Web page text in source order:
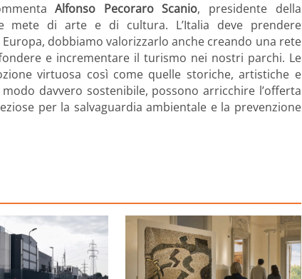
Alfonso Pecoraro Scanio, presidente della
mete di arte e di cultura. L’Italia deve prendere
dobbiamo valorizzarlo anche creando una rete
e incrementare il turismo nei nostri parchi. Le
virtuosa così come quelle storiche, artistiche e
davvero sostenibile, possono arricchire l’offerta
per la salvaguardia ambientale e la prevenzione